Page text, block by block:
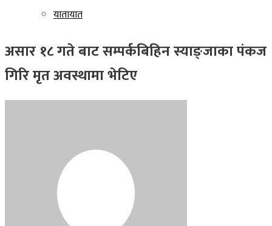
यातायात
असार १८ गते बाट सम्पर्कबिहिन स्याङ्जाका पंकज
गिरि मृत अवस्थामा भेटिए